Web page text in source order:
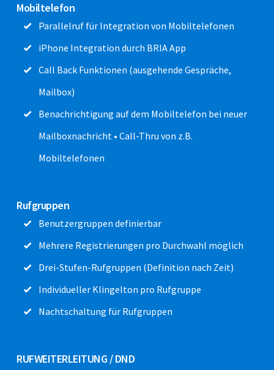
Mobiltelefon
Parallelruf für Integration von Mobiltelefonen
iPhone Integration durch BRIA App
Call Back Funktionen (ausgehende Gespräche,
Mailbox)
Benachrichtigung auf dem Mobiltelefon bei neuer
Mailboxnachricht • Call-Thru von z.B.
Mobiltelefonen
Rufgruppen
Benutzergruppen definierbar
Mehrere Registrierungen pro Durchwahl möglich
Drei-Stufen-Rufgruppen (Definition nach Zeit)
Individueller Klingelton pro Rufgruppe
Nachtschaltung für Rufgruppen
RUFWEITERLEITUNG / DND